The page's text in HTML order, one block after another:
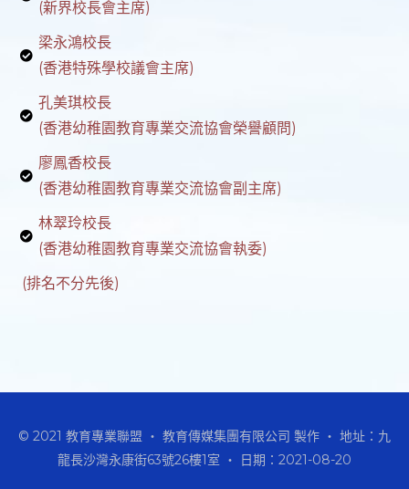
(新界校長會主席)
梁永鴻校長
(香港特殊學校議會主席)
孔美琪校長
(香港幼稚園教育專業交流協會榮譽顧問)
廖鳳香校長
(香港幼稚園教育專業交流協會副主席)
林翠玲校長
(香港幼稚園教育專業交流協會執委)
(排名不分先後)
© 2021 教育專業聯盟 ‧ 教育傳媒集團有限公司 製作 ‧ 地址：九
龍長沙灣永康街63號26樓1室 ‧ 日期：2021-08-20